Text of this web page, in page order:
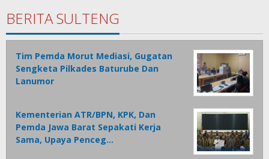
BERITA SULTENG
Tim Pemda Morut Mediasi, Gugatan
Sengketa Pilkades Baturube Dan
Lanumor
Kementerian ATR/BPN, KPK, Dan
Pemda Jawa Barat Sepakati Kerja
Sama, Upaya Penceg…